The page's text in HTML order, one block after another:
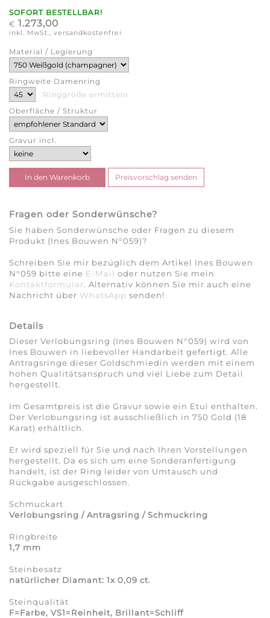
SOFORT BESTELLBAR!
€ 1.273,00
inkl. MwSt., versandkostenfrei
Material / Legierung
Ringweite Damenring
Ringgröße ermitteln
Oberfläche / Struktur
Gravur incl.
Fragen oder Sonderwünsche?
Sie haben Sonderwünsche oder Fragen zu diesem
Produkt (Ines Bouwen N°059)?
Schreiben Sie mir bezüglich dem Artikel Ines Bouwen
N°059 bitte eine E-Mail oder nutzen Sie mein
Kontaktformular. Alternativ können Sie mir auch eine
Nachricht über WhatsApp senden!
Details
Dieser Verlobungsring (Ines Bouwen N°059) wird von
Ines Bouwen in liebevoller Handarbeit gefertigt. Alle
Antragsringe dieser Goldschmiedin werden mit einem
hohen Qualitätsanspruch und viel Liebe zum Detail
hergestellt.
Im Gesamtpreis ist die Gravur sowie ein Etui enthalten.
Der Verlobungsring ist ausschließlich in 750 Gold (18
Karat) erhältlich.
Er wird speziell für Sie und nach Ihren Vorstellungen
hergestellt. Da es sich um eine Sonderanfertigung
handelt, ist der Ring leider von Umtausch und
Rückgabe ausgeschlossen.
Schmuckart
Verlobungsring / Antragsring / Schmuckring
Ringbreite
1,7 mm
Steinbesatz
natürlicher Diamant: 1x 0,09 ct.
Steinqualität
F=Farbe, VS1=Reinheit, Brillant=Schliff